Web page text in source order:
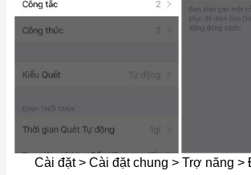
Cài đặt > Cài đặt chung > Trợ năng >